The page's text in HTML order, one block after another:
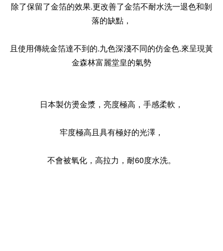
除了保留了金箔的效果.更改善了金箔不耐水洗一退色和剝
落的缺點，
且使用傳統金箔達不到的.九色深淺不同的仿金色.來呈現黃
金森林富麗堂皇的氣勢
日本製仿燙金漿，亮度極高，手感柔軟，
牢度極高且具有極好的光澤，
不會被氧化，高拉力，耐60度水洗。